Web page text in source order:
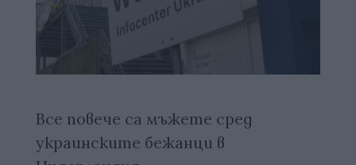
Все повече са мъжете сред
украинските бежанци в